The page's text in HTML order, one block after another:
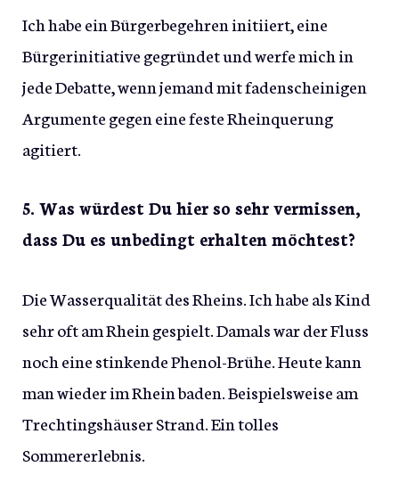
Ich habe ein Bürgerbegehren initiiert, eine
Bürgerinitiative gegründet und werfe mich in
jede Debatte, wenn jemand mit fadenscheinigen
Argumente gegen eine feste Rheinquerung
agitiert.
5. Was würdest Du hier so sehr vermissen,
dass Du es unbedingt erhaltenmöchtest?
Die Wasserqualität des Rheins. Ich habe als Kind
sehr oft am Rhein gespielt. Damals war der Fluss
noch eine stinkende Phenol-Brühe. Heute kann
man wieder im Rhein baden. Beispielsweise am
Trechtingshäuser Strand. Ein tolles
Sommererlebnis.